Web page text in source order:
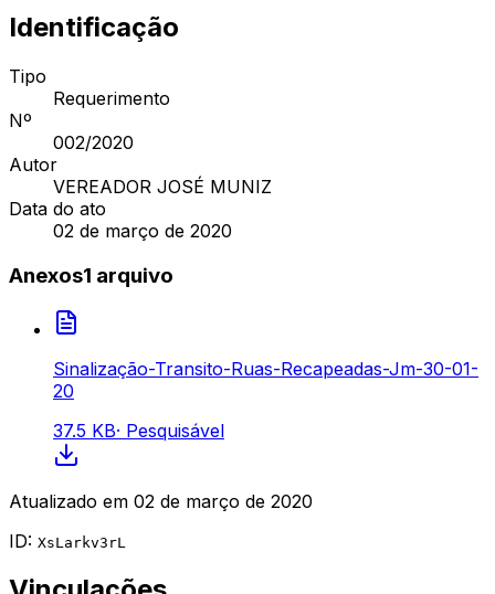
Identificação
Tipo
Requerimento
Nº
002/2020
Autor
VEREADOR JOSÉ MUNIZ
Data do ato
02 de março de 2020
Anexos1 arquivo
Sinalização-Transito-Ruas-Recapeadas-Jm-30-01-
20
37.5 KB· Pesquisável
Atualizado em 02 de março de 2020
ID: XsLarkv3rL